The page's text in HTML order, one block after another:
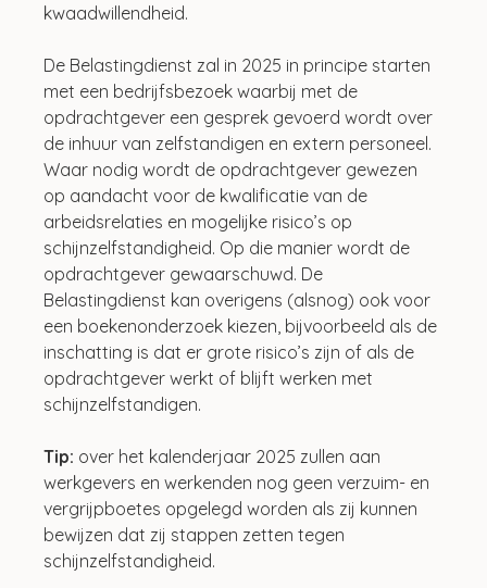
kwaadwillendheid.
De Belastingdienst zal in 2025 in principe starten
met een bedrijfsbezoek waarbij met de
opdrachtgever een gesprek gevoerd wordt over
de inhuur van zelfstandigen en extern personeel.
Waar nodig wordt de opdrachtgever gewezen
op aandacht voor de kwalificatie van de
arbeidsrelaties en mogelijke risico’s op
schijnzelfstandigheid. Op die manier wordt de
opdrachtgever gewaarschuwd. De
Belastingdienst kan overigens (alsnog) ook voor
een boekenonderzoek kiezen, bijvoorbeeld als de
inschatting is dat er grote risico’s zijn of als de
opdrachtgever werkt of blijft werken met
schijnzelfstandigen.
Tip: over het kalenderjaar 2025 zullen aan
werkgevers en werkenden nog geen verzuim- en
vergrijpboetes opgelegd worden als zij kunnen
bewijzen dat zij stappen zetten tegen
schijnzelfstandigheid.